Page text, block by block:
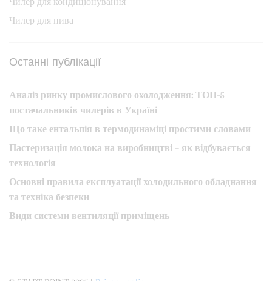
Чилер для пива
Останні публікації
Аналіз ринку промислового охолодження: ТОП-5
постачальників чилерів в Україні
Що таке ентальпія в термодинаміці простими словами
Пастеризація молока на виробництві – як відбувається
технологія
Основні правила експлуатації холодильного обладнання
та техніка безпеки
Види системи вентиляції приміщень